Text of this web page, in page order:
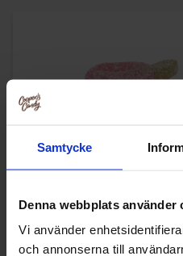
Samtycke
Denna webbplats använder
Vi använder
och annonserna till
Körsbär Sura 100g